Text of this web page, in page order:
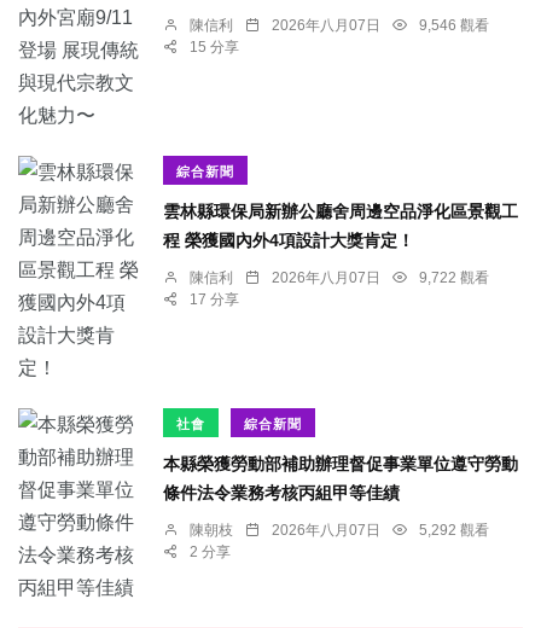
陳信利 2026年八月07日
9,546 觀看
15 分享
綜合新聞
雲林縣環保局新辦公廳舍周邊空品淨化區景觀工
程 榮獲國內外4項設計大獎肯定！
陳信利 2026年八月07日
9,722 觀看
17 分享
社會 綜合新聞
本縣榮獲勞動部補助辦理督促事業單位遵守勞動
條件法令業務考核丙組甲等佳績
陳朝枝 2026年八月07日
5,292 觀看
2 分享